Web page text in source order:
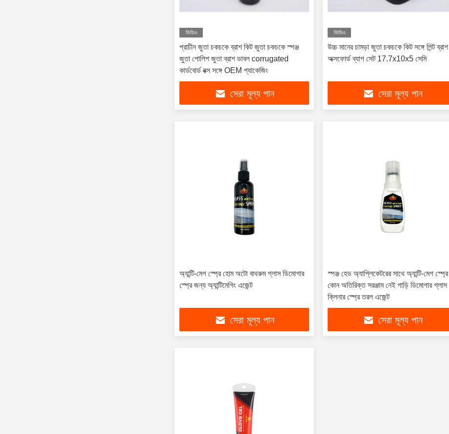
ভিডিও
প্রাচীন জুতা চকচকে ব্রাশ কিট জুতা চকচকে স্পঞ্জ
জুতা পোলিশ জুতা ব্রাশ ডাবল corrugated
কার্ডবোর্ড বক্স সঙ্গে OEM প্যাকেজিং
সেরা মূল্য পান
ভিডিও
উচ্চ মানের চামড়া জুতা চকচকে কিট সঙ্গে লিন্ট ব্রাশ
অক্সফোর্ড ব্যাগ সেট 17.7x10x5 সেমি
সেরা মূল্য পান
অ্যান্টি-মেগ স্প্রে হোম অটো বাথরুম গ্লাস ডিমোগার
স্প্রে জন্য অ্যান্টিমেগিং এজেন্ট
সেরা মূল্য পান
স্পঞ্জ হেড অ্যাপ্লিকেটরের সাথে অ্যান্টি-মেগ স্প্রে
কোন অতিরিক্ত সরঞ্জাম নেই গাড়ি ডিমোগার গ্লাস
ক্লিনার স্প্রে তরল এজেন্ট
সেরা মূল্য পান